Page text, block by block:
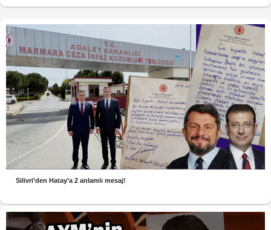
Silivri’den Hatay’a 2 anlamlı mesaj!